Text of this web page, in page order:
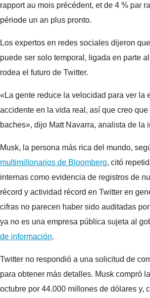
rapport au mois précédent, et de 4 % par
période un an plus pronto.
Los expertos en redes sociales dijeron
puede ser solo temporal, ligada en parte
rodea el futuro de Twitter.
«La gente reduce la velocidad para ver la
accidente en la vida real, así que creo
baches», dijo Matt Navarra, analista de la
Musk, la persona más rica del mundo,
multimillonarios de Bloomberg, citó
internas como evidencia de registros de
récord y actividad récord en Twitter en
cifras no parecen haber sido auditadas
ya no es una empresa pública sujeta al
de información.
Twitter no respondió a una solicitud de
para obtener más detalles. Musk compró
octubre por 44.000 millones de dólares y,